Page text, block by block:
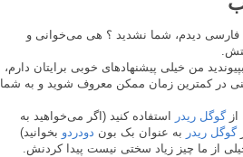
دیدم، شما نشدید ؟ هی می‌خوانی و
من خیلی پیشنهادهای خوبی برایتان دارم،
در کمترین زمان ممکن معروف شوید و به شما
ازگوگل ریدر
استفاده کنید (اگر می‌خواهید به
گوگل ریدر به عنوان بک بون دودردو بخوانید)
از ما چیز زیاد سختی نیست پیدا کردنش.